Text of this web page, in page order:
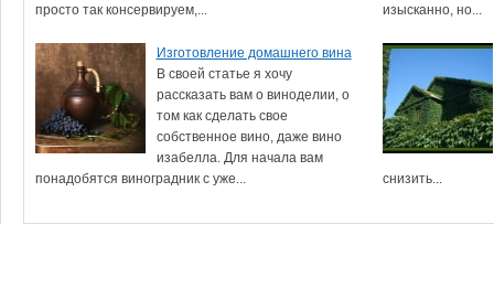
просто так консервируем,...
изысканно, но...
Изготовление домашнего вина
В своей статье я хочу
рассказать вам о виноделии, о
том как сделать свое
собственное вино, даже вино
изабелла. Для начала вам
понадобятся виноградник с уже...
снизить...